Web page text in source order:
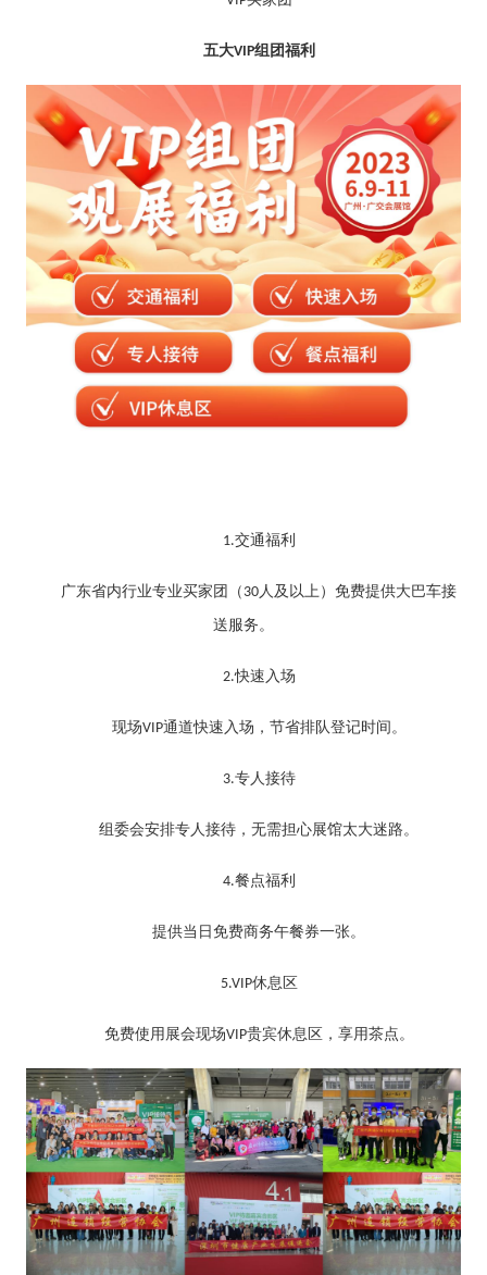
五大VIP组团福利
1.交通福利
广东省内行业专业买家团（ 30人及以上）免费提供大巴车接
送服务。
2.快速入场
现场VIP通道快速入场，节省排队登记时间。
3.专人接待
组委会安排专人接待，无需担心展馆太大迷路。
4.餐点福利
提供当日免费商务午餐券一张。
5.VIP休息区
免费使用展会现场VIP贵宾休息区，享用茶点。